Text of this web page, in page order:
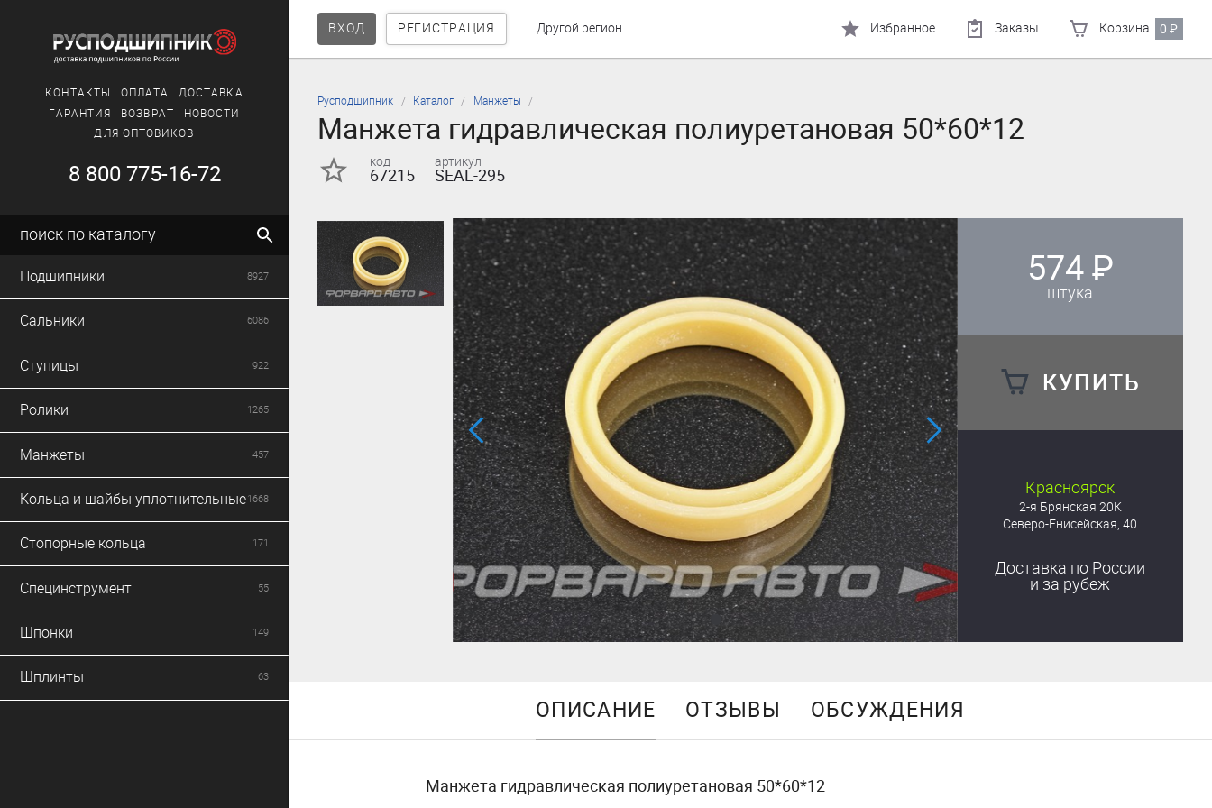
ВХОД РЕГИСТРАЦИЯ Другой регион Избранное Заказы Корзина 0₽
КОНТАКТЫ ОПЛАТА
ДОСТАВКА
ГАРАНТИЯ
ВОЗВРАТ
НОВОСТИ
ДЛЯ ОПТОВИКОВ
8 800 775-16-72
поиск по каталогу
Подшипники 8927
Сальники 6086
Ступицы 922
Ролики 1265
Манжеты 457
Кольца и шайбы уплотнительные1668
Стопорные кольца 171
Специнструмент 55
Шпонки 149
Шплинты 63
Русподшипник Каталог Манжеты
Манжета гидравлическая полиуретановая 50*60*12
код
67215
артикул
SEAL-295
574₽
штука
КУПИТЬ
Красноярск
2-я Брянская 20К
Северо-Енисейская, 40
Доставка по России
и за рубеж
ОПИСАНИЕ ОТЗЫВЫ ОБСУЖДЕНИЯ
Манжета гидравлическая полиуретановая 50*60*12